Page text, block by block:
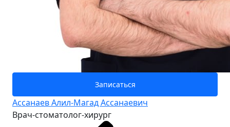
Записаться
Ассанаев Алил-Магад Ассанаевич
Врач-стоматолог-хирург